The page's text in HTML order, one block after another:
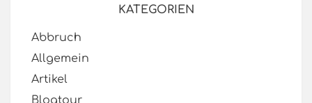
KATEGORIEN
Abbruch
Allgemein
Artikel
Blogtour